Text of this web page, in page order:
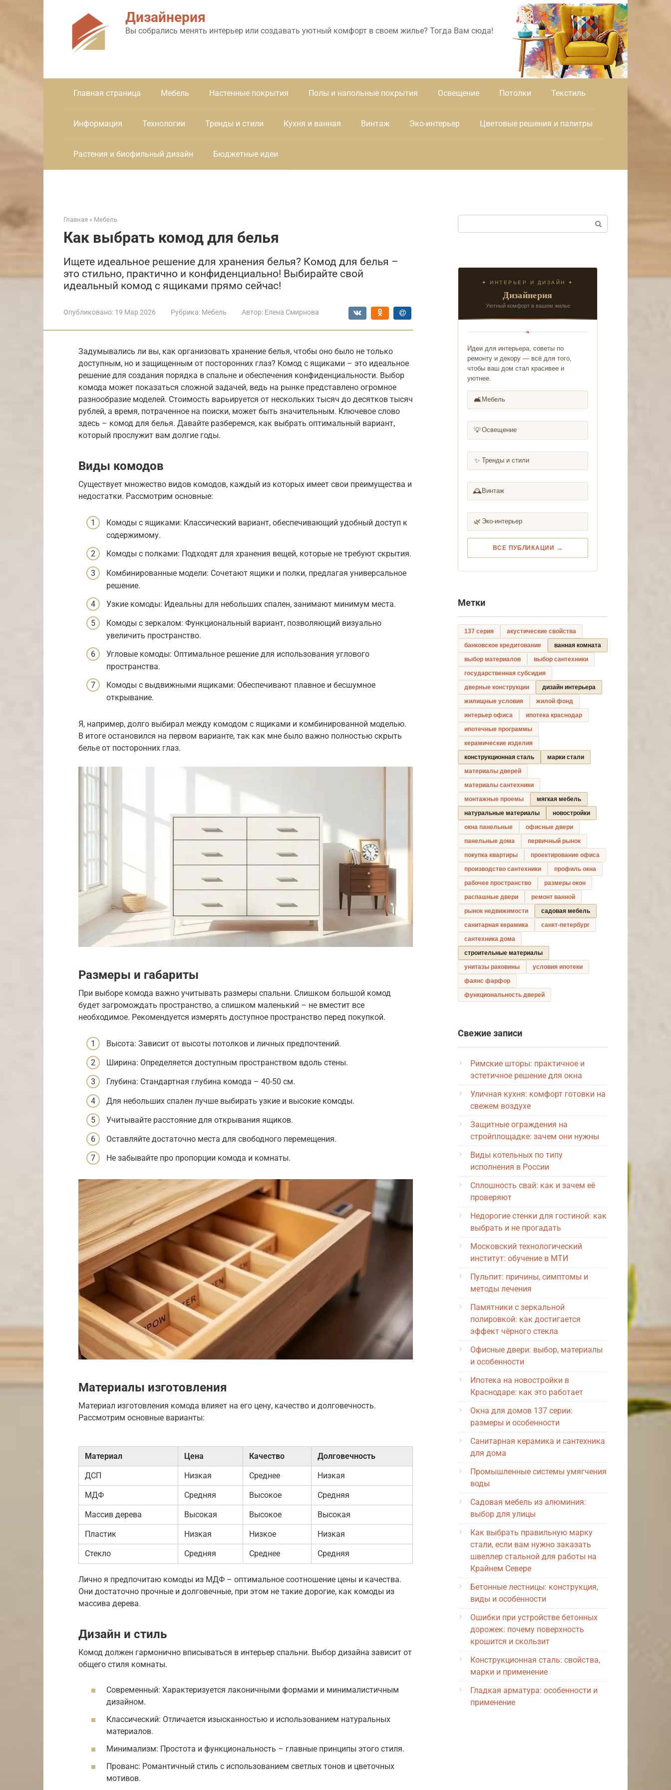
Дизайнерия
Вы собрались менять интерьер или создавать уютный комфорт в своем жилье? Тогда Вам сюда!
Главная страница Мебель Настенные покрытия Полы и напольные покрытия Освещение Потолки Текстиль
Информация Технологии Тренды и стили Кухня и ванная Винтаж Эко-интерьер Цветовые решения и палитры
Растения и биофильный дизайн Бюджетные идеи
Главная » Мебель
Как выбрать комод для белья
Ищете идеальное решение для хранения белья? Комод для белья –
это стильно, практично и конфиденциально! Выбирайте свой
идеальный комод с ящиками прямо сейчас!
Опубликовано: 19 Мар 2026 Рубрика: Мебель Автор: Елена Смирнова
Задумывались ли вы, как организовать хранение белья, чтобы оно было не только
доступным, но и защищенным от посторонних глаз? Комод с ящиками – это идеальное
решение для создания порядка в спальне и обеспечения конфиденциальности. Выбор
комода может показаться сложной задачей, ведь на рынке представлено огромное
разнообразие моделей. Стоимость варьируется от нескольких тысяч до десятков тысяч
рублей, а время, потраченное на поиски, может быть значительным. Ключевое слово
здесь – комод для белья. Давайте разберемся, как выбрать оптимальный вариант,
который прослужит вам долгие годы.
Виды комодов
Существует множество видов комодов, каждый из которых имеет свои преимущества и
недостатки. Рассмотрим основные:
Комоды с ящиками: Классический вариант, обеспечивающий удобный доступ к
содержимому.
Комоды с полками: Подходят для хранения вещей, которые не требуют скрытия.
Комбинированные модели: Сочетают ящики и полки, предлагая универсальное
решение.
Узкие комоды: Идеальны для небольших спален, занимают минимум места.
Комоды с зеркалом: Функциональный вариант, позволяющий визуально
увеличить пространство.
Угловые комоды: Оптимальное решение для использования углового
пространства.
Комоды с выдвижными ящиками: Обеспечивают плавное и бесшумное
открывание.
Я, например, долго выбирал между комодом с ящиками и комбинированной моделью.
В итоге остановился на первом варианте, так как мне было важно полностью скрыть
белье от посторонних глаз.
Размеры и габариты
При выборе комода важно учитывать размеры спальни. Слишком большой комод
будет загромождать пространство, а слишком маленький – не вместит все
необходимое. Рекомендуется измерять доступное пространство перед покупкой.
Высота: Зависит от высоты потолков и личных предпочтений.
Ширина: Определяется доступным пространством вдоль стены.
Глубина: Стандартная глубина комода – 40-50 см.
Для небольших спален лучше выбирать узкие и высокие комоды.
Учитывайте расстояние для открывания ящиков.
Оставляйте достаточно места для свободного перемещения.
Не забывайте про пропорции комода и комнаты.
Материалы изготовления
Материал изготовления комода влияет на его цену, качество и долговечность.
Рассмотрим основные варианты:
Материал Цена Качество Долговечность
ДСП Низкая Среднее Низкая
МДФ Средняя Высокое Средняя
Массив дерева Высокая Высокое Высокая
Пластик Низкая Низкое Низкая
Стекло Средняя Среднее Средняя
Лично я предпочитаю комоды из МДФ – оптимальное соотношение цены и качества.
Они достаточно прочные и долговечные, при этом не такие дорогие, как комоды из
массива дерева.
Дизайн и стиль
Комод должен гармонично вписываться в интерьер спальни. Выбор дизайна зависит от
общего стиля комнаты.
Современный: Характеризуется лаконичными формами и минималистичным
дизайном.
Классический: Отличается изысканностью и использованием натуральных
материалов.
Минимализм: Простота и функциональность – главные принципы этого стиля.
Прованс: Романтичный стиль с использованием светлых тонов и цветочных
мотивов.
✦ ИНТЕРЬЕР И ДИЗАЙН ✦
Дизайнерия
Уютный комфорт в вашем жилье
❧
Идеи для интерьера, советы по
ремонту и декору — всё для того,
чтобы ваш дом стал красивее и
уютнее.
🛋️ Мебель
💡Освещение
✨ Тренды и стили
🕰️ Винтаж
🌿 Эко-интерьер
ВСЕ ПУБЛИКАЦИИ →
Метки
137 серия
акустические свойства
банковское кредитование
ванная комната
выбор материалов
выбор сантехники
государственная субсидия
дверные конструкции
дизайн интерьера
жилищные условия
жилой фонд
интерьер офиса
ипотека краснодар
ипотечные программы
керамические изделия
конструкционная сталь
марки стали
материалы дверей
материалы сантехники
монтажные проемы
мягкая мебель
натуральные материалы
новостройки
окна панельные
офисные двери
панельные дома
первичный рынок
покупка квартиры
проектирование офиса
производство сантехники
профиль окна
рабочее пространство
размеры окон
распашные двери
ремонт ванной
рынок недвижимости
садовая мебель
санитарная керамика
санкт-петербург
сантехника дома
строительные материалы
унитазы раковины
условия ипотеки
фаянс фарфор
функциональность дверей
Свежие записи
Римские шторы: практичное и
эстетичное решение для окна
Уличная кухня: комфорт готовки на
свежем воздухе
Защитные ограждения на
стройплощадке: зачем они нужны
Виды котельных по типу
исполнения в России
Сплошность свай: как и зачем её
проверяют
Недорогие стенки для гостиной: как
выбрать и не прогадать
Московский технологический
институт: обучение в МТИ
Пульпит: причины, симптомы и
методы лечения
Памятники с зеркальной
полировкой: как достигается
эффект чёрного стекла
Офисные двери: выбор, материалы
и особенности
Ипотека на новостройки в
Краснодаре: как это работает
Окна для домов 137 серии:
размеры и особенности
Санитарная керамика и сантехника
для дома
Промышленные системы умягчения
воды
Садовая мебель из алюминия:
выбор для улицы
Как выбрать правильную марку
стали, если вам нужно заказать
швеллер стальной для работы на
Крайнем Севере
Бетонные лестницы: конструкция,
виды и особенности
Ошибки при устройстве бетонных
дорожек: почему поверхность
крошится и скользит
Конструкционная сталь: свойства,
марки и применение
Гладкая арматура: особенности и
применение